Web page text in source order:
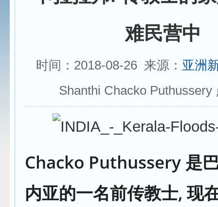
难民营中
时间：2018-08-26 来源： 亚洲
Shanthi Chacko Puthussery
Chacko Puthussery 是
内亚的一名前传教士, 现